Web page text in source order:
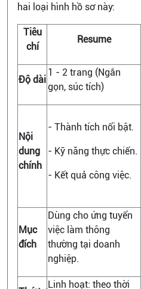
hai loại hình hồ sơ này:
Tiêu
chí
Resume
Độ dài
1 - 2 trang (Ngắn
gọn, súc tích)
Nội
dung
chính
- Thành tích nổi bật.
- Kỹ năng thực chiến.
- Kết quả công việc.
Mục
đích
Dùng cho ứng tuyển
việc làm thông
thường tại doanh
nghiệp.
Linh hoạt: theo thời